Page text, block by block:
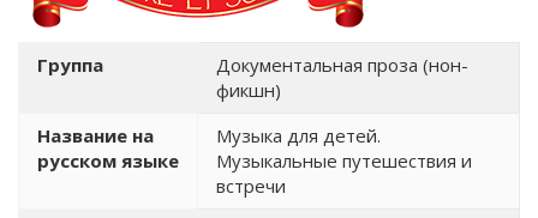
Группа
Документальная проза (нон-
фикшн)
Название на
русском языке
Музыка для детей.
Музыкальные путешествия и
встречи